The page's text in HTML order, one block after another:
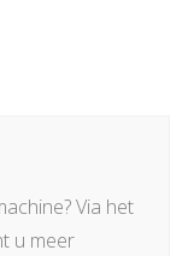
Via het
u meer